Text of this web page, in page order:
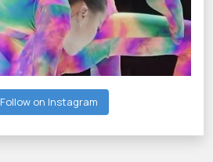
Follow on Instagram